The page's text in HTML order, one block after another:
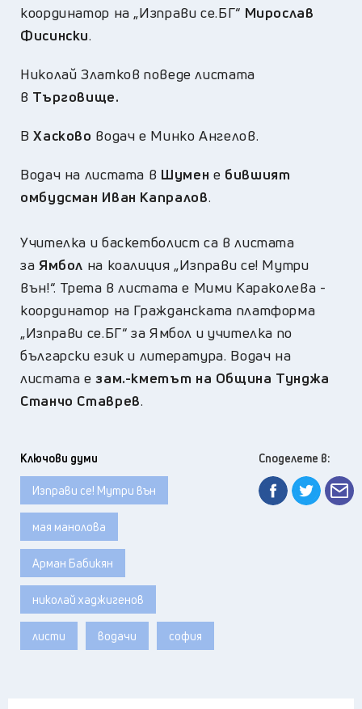
координатор на „Изправи се.БГ“ Мирослав
Фисински.
Николай Златков поведе листата
в Търговище.
ВХасково водач е Минко Ангелов.
Водач на листата в Шумен е бившият
омбудсман Иван Капралов.
Учителка и баскетболист са в листата
за Ямбол на коалиция „Изправи се! Мутри
вън!“. Трета в листата е Мими Караколева -
координатор на Гражданската платформа
„Изправи се.БГ“ за Ямбол и учителка по
български език и литература. Водач на
листата езам.-кметът на Община Тунджа
Станчо Ставрев.
Ключови думи
Изправи се! Мутри вън
мая манолова
Арман Бабикян
николай хаджигенов
листи водачи софия
Споделете в: